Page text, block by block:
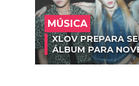
MÚSICA
XLOV PREPARA
ÁLBUM PARA